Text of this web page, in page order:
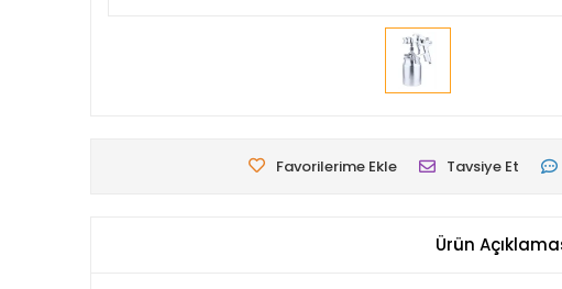
Favorilerime Ekle Tavsiye Et
Ürün